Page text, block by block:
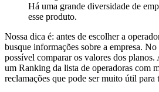
Há uma grande diversidade de
esse produto.
Nossa dica é: antes de escolher a
busque informações sobre a empresa. No
possível comparar os valores dos planos.
um Ranking da lista de operadoras com
reclamações que pode ser muito útil para